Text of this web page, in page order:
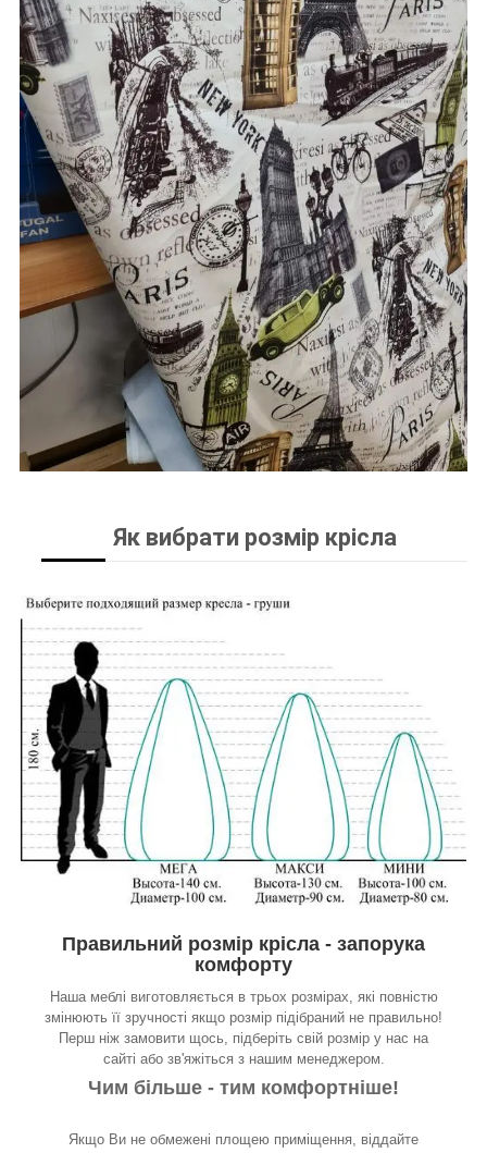
Як вибрати розмір крісла
Правильний розмір крісла - запорука
комфорту
Наша меблі виготовляється в трьох розмірах, які повністю
змінюють її зручності якщо розмір підібраний не правильно!
Перш ніж замовити щось, підберіть свій розмір у нас на
сайті або зв'яжіться з нашим менеджером.
Чим більше - тим комфортніше!
Якщо Ви не обмежені площею приміщення, віддайте